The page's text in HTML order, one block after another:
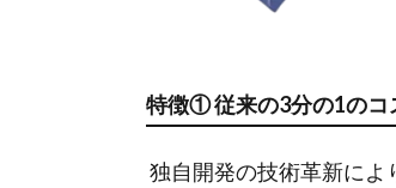
特徴① 従来の3分の1のコ
独自開発の技術革新によ